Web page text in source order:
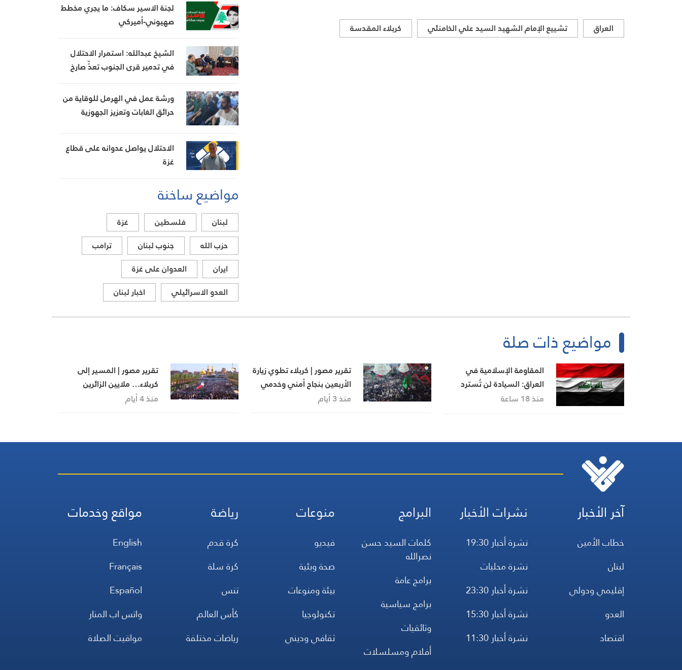
العراق تشييع الإمام الشهيد السيد علي الخامنئي كربلاء المقدسة
لجنة الاسير سكاف: ما يجري مخطط
صهيوني-أميركي
الشيخ عبدالله: استمرار الاحتلال
في تدمير قرى الجنوب تعدٍّ صارخ
ورشة عمل في الهرمل للوقاية من
حرائق الغابات وتعزيز الجهوزية
الاحتلال يواصل عدوانه على قطاع
غزة
مواضيع ساخنة
لبنان فلسطين
غزة
حزب الله
جنوب لبنان
ترامب
ايران
العدوان على غزة
العدو الاسرائيلي
اخبار لبنان
مواضيع ذات صلة
المقاومة الإسلامية في
العراق: السيادة لن تُسترد
بالبيانات الخجولة
منذ 18 ساعة
تقرير مصور | كربلاء تطوي زيارة
الأربعين بنجاح أمني وخدمي
منذ 3 أيام
تقرير مصور | المسير إلى
كربلاء… ملايين الزائرين
يجددون العهد في الأربعين
منذ 4 أيام
آخر الأخبار
خطاب الأمين
لبنان
إقليمي ودولي
العدو
اقتصاد
نشرات الأخبار
نشرة أخبار 19:30
نشرة محليات
نشرة أخبار 23:30
نشرة أخبار 15:30
نشرة أخبار 11:30
البرامج
كلمات السيد حسن
نصرالله
برامج عامة
برامج سياسية
وثائقيات
أفلام ومسلسلات
منوعات
فيديو
صحة وبئية
بيئة ومنوعات
تكنولوجيا
ثقافي وديني
رياضة
كرة قدم
كرة سلة
تنس
كأس العالم
رياضات مختلفة
مواقع وخدمات
English
Français
Español
واتس اب المنار
مواقيت الصلاة